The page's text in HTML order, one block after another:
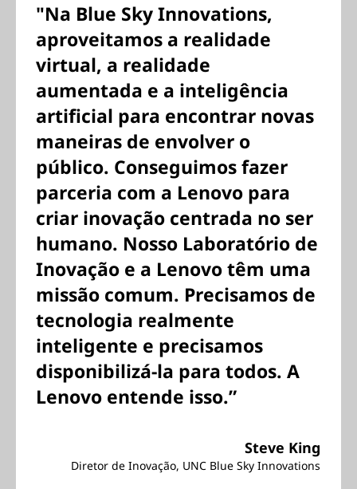
"Na Blue Sky Innovations,
aproveitamos a realidade
virtual, a realidade
aumentada e a inteligência
artificial para encontrar novas
maneiras de envolver o
público. Conseguimos fazer
parceria com a Lenovo para
criar inovação centrada no ser
humano. Nosso Laboratório de
Inovação e a Lenovo têm uma
missão comum. Precisamos de
tecnologia realmente
inteligente e precisamos
disponibilizá-la para todos. A
Lenovo entende isso.”
Steve King
Diretor de Inovação, UNC Blue Sky Innovations